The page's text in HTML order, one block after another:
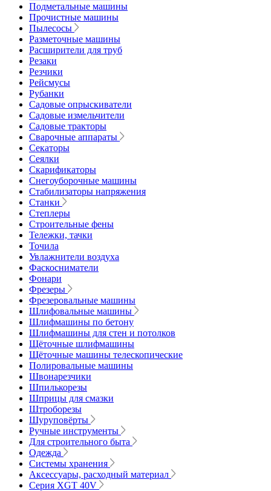
Подметальные машины
Прочистные машины
Пылесосы
Разметочные машины
Расширители для труб
Резаки
Резчики
Рейсмусы
Рубанки
Садовые опрыскиватели
Садовые измельчители
Садовые тракторы
Сварочные аппараты
Секаторы
Сеялки
Скарификаторы
Снегоуборочные машины
Стабилизаторы напряжения
Станки
Степлеры
Строительные фены
Тележки, тачки
Точила
Увлажнители воздуха
Фаскосниматели
Фонари
Фрезеры
Фрезеровальные машины
Шлифовальные машины
Шлифмашины по бетону
Шлифмашины для стен и потолков
Щёточные шлифмашины
Щёточные машины телескопические
Полировальные машины
Швонарезчики
Шпилькорезы
Шприцы для смазки
Штроборезы
Шуруповёрты
Ручные инструменты
Для строительного быта
Одежда
Системы хранения
Аксессуары, расходный материал
Серия XGT 40V